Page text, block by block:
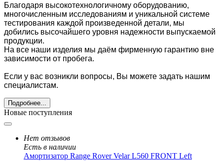
Благодаря высокотехнологичному оборудованию,
многочисленным исследованиям и уникальной системе
тестирования каждой произведенной детали, мы
добились высочайшего уровня надежности выпускаемой
продукции.
На все наши изделия мы даём фирменную гарантию вне
зависимости от пробега.
Если у вас возникли вопросы, Вы можете задать нашим
специалистам.
Подробнее...
Новые поступления
Нет отзывов
Есть в наличии
Амортизатор Range Rover Velar L560 FRONT Left